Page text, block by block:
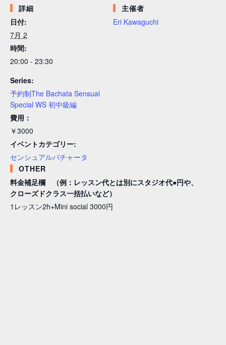
詳細
日付:
7月 2
時間:
20:00 - 23:30
Series:
予約制The Bachata Sensual
Special WS 初中級編
費用：
￥3000
イベントカテゴリー:
センシュアルバチャータ
主催者
Eri Kawaguchi
OTHER
料金補足欄 （例：レッスン代とは別にスタジオ代●円や、
クローズドクラス一括払いなど）
1レッスン2h+Mini social 3000円